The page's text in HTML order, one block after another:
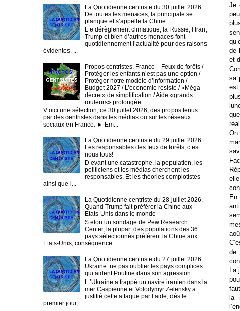
Je
de
et
sa
est
de
la
La Quotidienne centriste du 30 juillet 2026.
De toutes les menaces, la principale se
planque et s’appelle la Chine
L e dérèglement climatique, la Russie, l’Iran,
Trump et bien d’autres menaces font
quotidiennement l’actualité pour des raisons
évidentes. ...
Propos centristes. France – Feux de forêts /
Protéger les enfants n’est pas une option /
Protéger notre modèle d’information /
Budget 2027 / L’économie résiste / «Méga-
décret» de simplification / Aide «grands
rouleurs» prolongée…
V oici une sélection, ce 30 juillet 2026, des propos tenus
par des centristes dans les médias ou sur les réseaux
sociaux en France. ► Em...
La Quotidienne centriste du 29 juillet 2026.
Les responsables des feux de forêts, c’est
nous tous!
D evant une catastrophe, la population, les
politiciens et les médias cherchent les
responsables. Et les théories complotistes
ainsi que l...
La Quotidienne centriste du 28 juillet 2026.
Quand Trump fait préférer la Chine aux
Etats-Unis dans le monde
S elon un sondage de Pew Research
Center, la plupart des populations des 36
pays sélectionnés préfèrent la Chine aux
Etats-Unis, conséquence...
La Quotidienne centriste du 27 juillet 2026.
Ukraine: ne pas oublier les pays complices
qui aident Poutine dans son agression
L ’Ukraine a frappé un navire iranien dans la
mer Caspienne et Volodymyr Zelensky a
justifié cette attaque par l’aide, dès le
premier jour, ...